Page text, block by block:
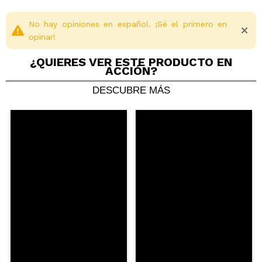
No hay opiniones en español. ¡Sé el primero en
opinar!
¿QUIERES VER ESTE PRODUCTO EN
ACCIÓN?
DESCUBRE MÁS